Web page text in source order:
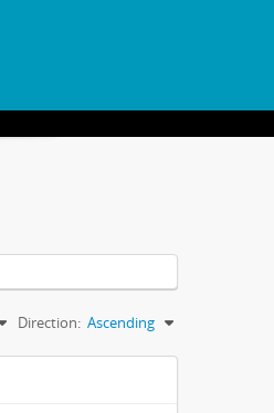
Direction: Ascending